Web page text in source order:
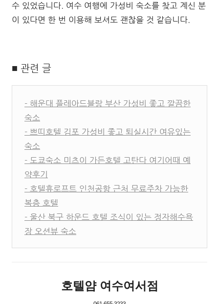
수 있었습니다. 여수 여행에 가성비 숙소를 찾고 계신 분
이 있다면 한 번 이용해 보셔도 괜찮을 것 같습니다.
■ 관련 글
- 해운대 플레아드블랑 부산 가성비 좋고 깔끔한
숙소
- 쁘띠호텔 김포 가성비 좋고 퇴실시간 여유있는
숙소
- 도쿄숙소 미츠이 가든호텔 고탄다 여기어때 예
약후기
- 호텔휴로프트 인천공항 근처 무료주차 가능한
복층 호텔
- 울산 북구 하운드 호텔 조식이 있는 정자해수욕
장 오션뷰 숙소